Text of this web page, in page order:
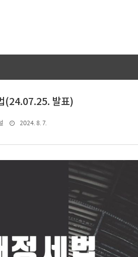
(24.07.25. 발표)
2024. 8. 7.